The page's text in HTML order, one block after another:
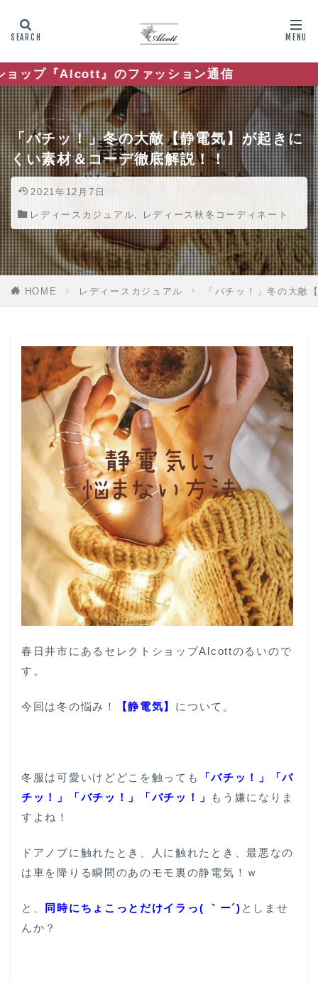
ァッション通信
「バチッ！」冬の大敵【静電気】が起きに
くい素材＆コーデ徹底解説！！
2021年12月7日
レディースカジュアル, レディース秋冬コーディネート
HOME レディースカジュアル 「バチッ！」冬の大敵
春日井市にあるセレクトショップAlcottのるいので
す。
今回は冬の悩み！ 【静電気】 について。
冬服は可愛いけどどこを触っても 「バチッ！」
「バ
チッ！」
「バチッ！」 「バチッ！」
もう嫌になりま
すよね！
ドアノブに触れたとき、人に触れたとき、最悪なの
は車を降りる瞬間のあのモモ裏の静電気！ｗ
と、 同時にちょこっとだけイラっ( ｀ー´) としませ
んか？